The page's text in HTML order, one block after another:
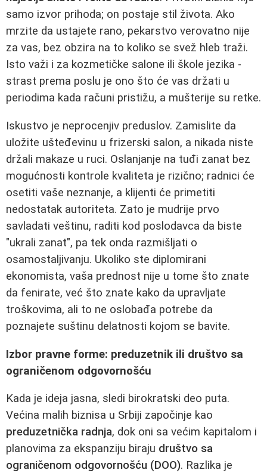
samo izvor prihoda; on postaje stil života. Ako
mrzite da ustajete rano, pekarstvo verovatno nije
za vas, bez obzira na to koliko se svež hleb traži.
Isto važi i za kozmetičke salone ili škole jezika -
strast prema poslu je ono što će vas držati u
periodima kada računi pristižu, a mušterije su retke.
Iskustvo je neprocenjiv preduslov. Zamislite da
uložite ušteđevinu u frizerski salon, a nikada niste
držali makaze u ruci. Oslanjanje na tuđi zanat bez
mogućnosti kontrole kvaliteta je rizično; radnici će
osetiti vaše neznanje, a klijenti će primetiti
nedostatak autoriteta. Zato je mudrije prvo
savladati veštinu, raditi kod poslodavca da biste
"ukrali zanat", pa tek onda razmišljati o
osamostaljivanju. Ukoliko ste diplomirani
ekonomista, vaša prednost nije u tome što znate
da fenirate, već što znate kako da upravljate
troškovima, ali to ne oslobađa potrebe da
poznajete suštinu delatnosti kojom se bavite.
Izbor pravne forme: preduzetnik ili društvo sa
ograničenom odgovornošću
Kada je ideja jasna, sledi birokratski deo puta.
Većina malih biznisa u Srbiji započinje kao
preduzetnička radnja, dok oni sa većim kapitalom i
planovima za ekspanziju biraju društvo sa
ograničenom odgovornošću (DOO). Razlika je